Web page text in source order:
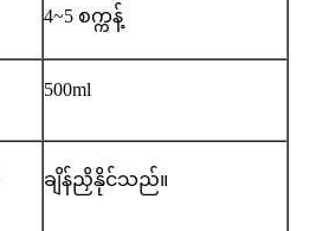
4~5 စက္ကန့်
500ml
ချိန်ညှိနိုင်သည်။